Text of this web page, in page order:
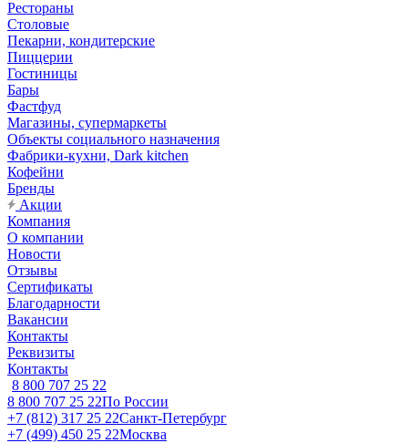
Рестораны
Столовые
Пекарни, кондитерские
Пиццерии
Гостиницы
Бары
Фастфуд
Магазины, супермаркеты
Объекты социального назначения
Фабрики-кухни, Dark kitchen
Кофейни
Бренды
Акции
Компания
О компании
Новости
Отзывы
Сертификаты
Благодарности
Вакансии
Контакты
Реквизиты
Контакты
8 800 707 25 22
8 800 707 25 22По России
+7 (812) 317 25 22Санкт-Петербург
+7 (499) 450 25 22Москва